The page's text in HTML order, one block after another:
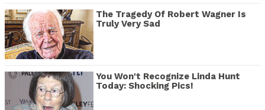
The Tragedy Of Robert Wagner Is
Truly Very Sad
You Won't Recognize Linda Hunt
Today: Shocking Pics!